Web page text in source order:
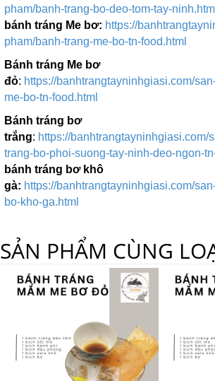
pham/banh-trang-bo-deo-tom-tay-ninh.html
bánh tráng Me bơ: https://
pham/banh-trang-me-bo-tn-food.html
Bánh tráng Me bơ
đỏ: https://banhtrangtayninhgiasi.com/
me-bo-tn-food.html
Bánh tráng bơ
trắng: https://banhtrangtayninhgiasi.com/
trang-bo-phoi-suong-tay-ninh-deo-ngon-
bánh tráng bơ khô
gà: https://banhtrangtayninhgiasi.com/
bo-kho-ga.html
SẢN PHẨM CÙNG